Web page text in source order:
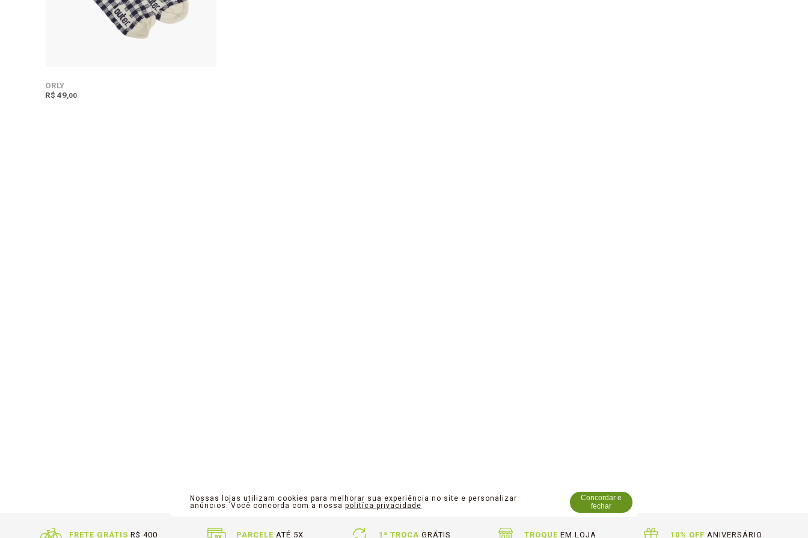
ORLY
R$ 49,00
FRETE GRÁTIS R$ 400 PARCELEATÉ 5X 1ª TROCA GRÁTIS TROQUEEM LOJA 10% OFF ANIVERSÁRIO
Nossas lojas utilizam cookies para melhorar sua experiência no site e personalizar
anúncios. Você concorda com a nossapolitíca privacidade
Concordar e
fechar